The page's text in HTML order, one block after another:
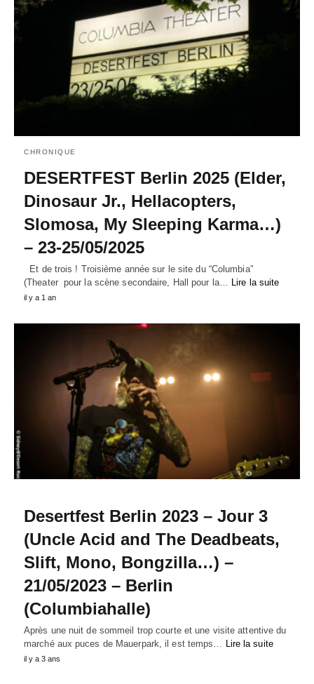
CHRONIQUE
DESERTFEST Berlin 2025 (Elder,
Dinosaur Jr., Hellacopters,
Slomosa, My Sleeping Karma…)
– 23-25/05/2025
Et de trois ! Troisième année sur le site du “Columbia”
(Theater pour la scène secondaire, Hall pour la… Lire la suite
il y a 1 an
Desertfest Berlin 2023 – Jour 3
(Uncle Acid and The Deadbeats,
Slift, Mono, Bongzilla…) –
21/05/2023 – Berlin
(Columbiahalle)
Après une nuit de sommeil trop courte et une visite attentive du
marché aux puces de Mauerpark, il est temps… Lire la suite
il y a 3 ans